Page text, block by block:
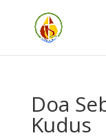
Doa
Kudus